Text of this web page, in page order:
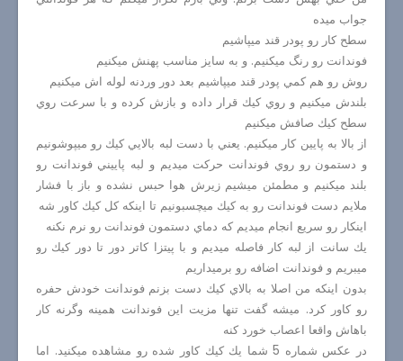
جواب ميده
سطح كار رو پودر قند ميپاشيم
فوندانت رو رنگ ميكنيم. و به سايز مناسب پهنش ميكنيم
روش رو هم كمي پودر قند ميپاشيم بعد دور وردنه لوله اش ميكنيم
بلندش ميكنيم و روي كيك قرار داده و بازش كرده و با سرعت روي
سطح كيك صافش ميكنيم
از بالا به پايين كار ميكنيم. يعني با دست لبه بالايي كيك رو ميپوشونيم
و دستمون رو روي فوندانت حركت ميديم و لبه پاييني فوندانت رو
بلند ميكنيم و مطمئن ميشيم زيرش هوا حبس نشده و باز با فشار
ملايم دست فوندانت رو به كيك ميچسبونيم تا اينكه كل كيك كاور شه
اينكار رو سريع انجام ميديم كه دماي دستمون فوندانت رو نرم نكنه
يك سانت از لبه كار فاصله ميديم و با پيتزا كاتر دور تا دور كيك رو
ميبريم و فوندانت اضافه رو برميداريم
بدون اينكه من اصلا به بالاي كيك دست بزنم فوندانت خودش حفره
رو كاور كرد. ميشه گفت تنها مزيت اين فوندانت همينه وگرنه كار
باهاش واقعا اعصاب خورد كنه
در عكس شماره 5 شما يك كيك كاور شده رو مشاهده ميكنيد. اما